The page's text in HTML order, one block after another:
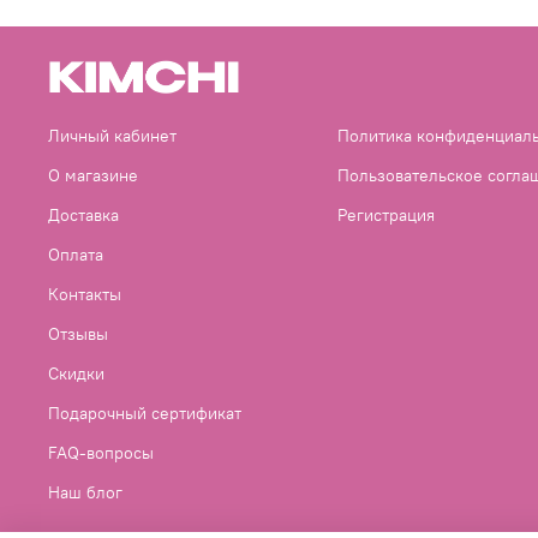
Личный кабинет
О магазине
Доставка
Оплата
Контакты
Отзывы
Скидки
Подарочный сертификат
FAQ-вопросы
Наш блог
Политика
Пользовательское
Регистрация